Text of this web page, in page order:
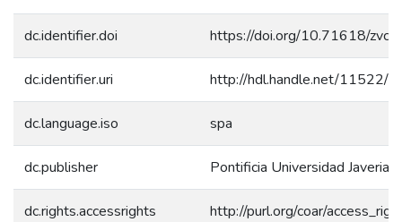
dc.identifier.doi https://doi.org/10.71618/
dc.identifier.uri http://hdl.handle.net/11522/
dc.language.iso spa
dc.publisher Pontificia Universidad
dc.rights.accessrights http://purl.org/coar/